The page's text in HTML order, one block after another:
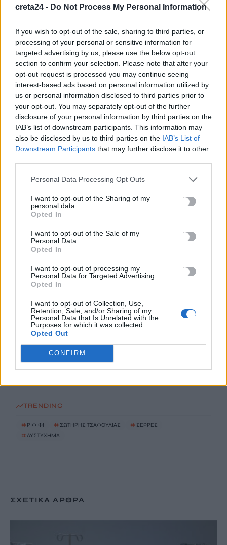
creta24 - Do Not Process My Personal Information
If you wish to opt-out of the sale, sharing to third parties, or
processing of your personal or sensitive information for
targeted advertising by us, please use the below opt-out
section to confirm your selection. Please note that after your
opt-out request is processed you may continue seeing
interest-based ads based on personal information utilized by
us or personal information disclosed to third parties prior to
your opt-out. You may separately opt-out of the further
disclosure of your personal information by third parties on the
IAB’s list of downstream participants. This information may
also be disclosed by us to third parties on the IAB’s List of
Downstream Participants that may further disclose it to other
Personal Data Processing Opt Outs
I want to opt-out of the Sharing of my
personal data.
Opted In
I want to opt-out of the Sale of my
Personal Data.
Opted In
I want to opt-out of processing my
Personal Data for Targeted Advertising.
Opted In
I want to opt-out of Collection, Use,
Retention, Sale, and/or Sharing of my
Personal Data that Is Unrelated with the
Purposes for which it was collected.
Opted Out
CONFIRM
λένε τουρίστες και επιχειρηματίες που έφυγαν εξαιτίας της
πυρκαγιάς στο Ρέθυμνο
7 Αυγούστου, 2026
Εφετείο «μπλοκάρει» το σχέδιο Τραμπ για κατασκευή
αίθουσας χορού στον Λευκό Οίκο
7 Αυγούστου, 2026
Ο ΟΦΗ βάζει τσάρτερ για τους φιλάθλους ενόψει της ρεβάνς
των playoffs του Europa League
Δυστύχημα στις Σέρρες: «Δεν υπήρχε χρόνος για αντίδραση»,
λέει ο οδηγός του φορτηγού
7 Αυγούστου, 2026
Κρίση στη Θέουτα: Ισπανικό τελεσίγραφο στην Ιταλία για
άρση των ελέγχων στα σύνορα
Πώς να μη σας τσιμπάνε τα κουνούπια: Τι προτείνουν οι
ειδικοί
7 Αυγούστου, 2026
Ελένη Βουλγαράκη για τις φήμες χωρισμού με τον Φώτη
Ιωαννίδη: «Θα γίνετε ρόμπα»
TRENDING
# ΡΙΦΙΦΙ # ΣΩΤΗΡΗΣ ΤΣΑΦΟΥΛΙΑΣ # ΣΕΡΡΕΣ
#ΔΥΣΤΥΧΗΜΑ
ΣΧΕΤΙΚΆ ΆΡΘΡΑ